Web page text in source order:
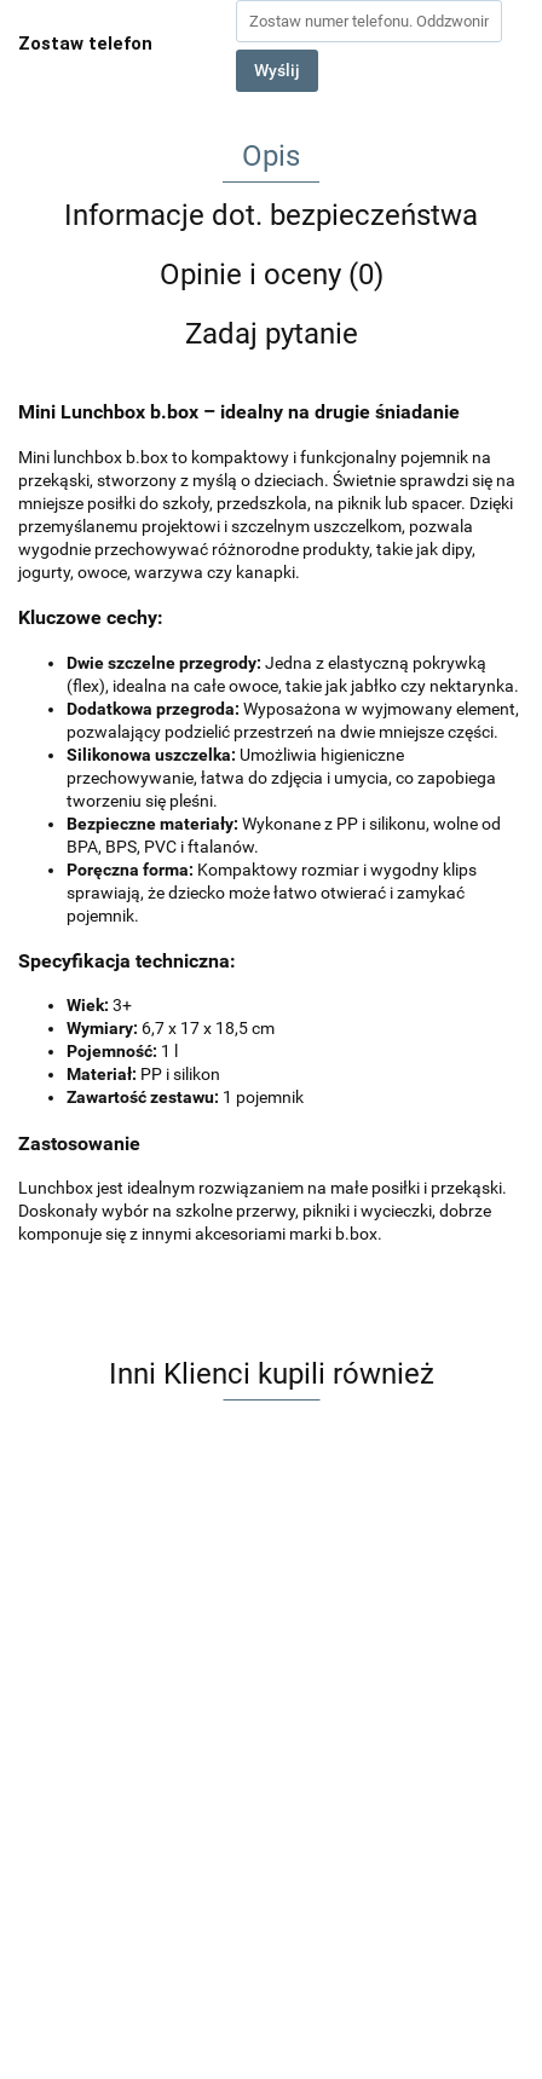
Zostaw telefon
Wyślij
Opis
Informacje dot. bezpieczeństwa
Opinie i oceny (0)
Zadaj pytanie
Mini Lunchbox b.box – idealny na drugie śniadanie
Mini lunchbox b.box to kompaktowy i funkcjonalny pojemnik na
przekąski, stworzony z myślą o dzieciach. Świetnie sprawdzi się na
mniejsze posiłki do szkoły, przedszkola, na piknik lub spacer. Dzięki
przemyślanemu projektowi i szczelnym uszczelkom, pozwala
wygodnie przechowywać różnorodne produkty, takie jak dipy,
jogurty, owoce, warzywa czy kanapki.
Kluczowe cechy:
Dwie szczelne przegrody: Jedna z elastyczną pokrywką
(flex), idealna na całe owoce, takie jak jabłko czy nektarynka.
Dodatkowa przegroda: Wyposażona w wyjmowany element,
pozwalający podzielić przestrzeń na dwie mniejsze części.
Silikonowa uszczelka: Umożliwia higieniczne
przechowywanie, łatwa do zdjęcia i umycia, co zapobiega
tworzeniu się pleśni.
Bezpieczne materiały: Wykonane z PP i silikonu, wolne od
BPA, BPS, PVC i ftalanów.
Poręczna forma: Kompaktowy rozmiar i wygodny klips
sprawiają, że dziecko może łatwo otwierać i zamykać
pojemnik.
Specyfikacja techniczna:
Wiek: 3+
Wymiary: 6,7 x 17 x 18,5 cm
Pojemność: 1 l
Materiał: PP i silikon
Zawartość zestawu: 1 pojemnik
Zastosowanie
Lunchbox jest idealnym rozwiązaniem na małe posiłki i przekąski.
Doskonały wybór na szkolne przerwy, pikniki i wycieczki, dobrze
komponuje się z innymi akcesoriami marki b.box.
Inni Klienci kupili również